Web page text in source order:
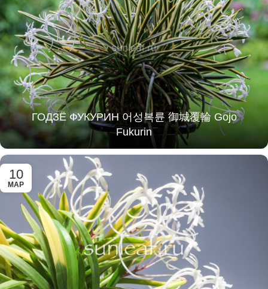
ГОДЗЁ ФУКУРИН 어성복륜 御城覆輪 Gojo
Fukurin
10
МАР